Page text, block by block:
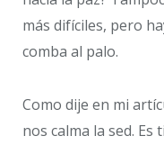
más difíciles, pero
comba al palo.
Como dije en mi
nos calma la sed. Es